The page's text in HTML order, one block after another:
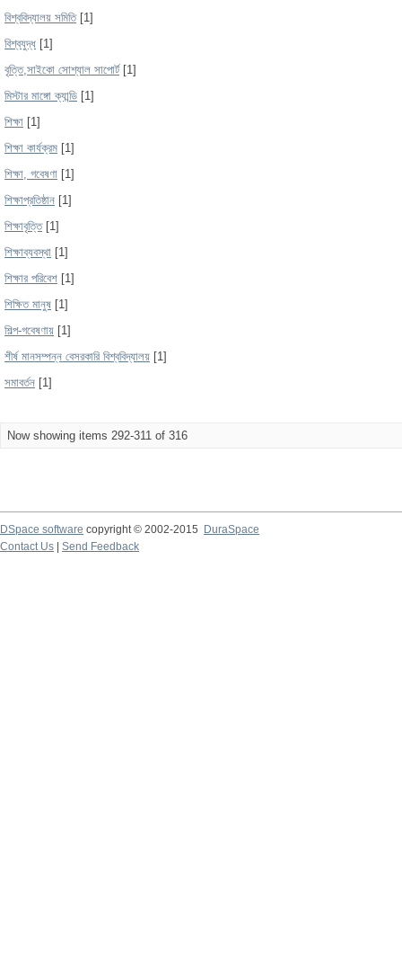
বিশ্ববিদ্যালয় সমিতি[1]
বিশ্বযুদ্ধ [1]
বৃত্তি,সাইকো সোশ্যাল সাপোর্ট [1]
মিস্টার মাঙ্গো ক্যান্ডি [1]
শিক্ষা [1]
শিক্ষা কার্যক্রম [1]
শিক্ষা, গবেষণা [1]
শিক্ষাপ্রতিষ্ঠান [1]
শিক্ষাবৃত্তি[1]
শিক্ষাব্যবস্থা [1]
শিক্ষার পরিবেশ [1]
শিক্ষিত মানুষ [1]
শিল্প-গবেষণায় [1]
শীর্ষ মানসম্পন্ন বেসরকারি বিশ্ববিদ্যালয় [1]
সমাবর্তন [1]
Now showing items 292-311 of 316
DSpace software copyright © 2002-2015
DuraSpace
Contact Us
Send Feedback